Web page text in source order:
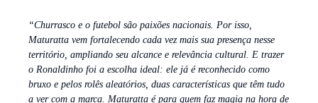
“Churrasco e o futebol são paixões nacionais. Por isso,
Maturatta vem fortalecendo cada vez mais sua presença nesse
território, ampliando seu alcance e relevância cultural. E trazer
o Ronaldinho foi a escolha ideal: ele já é reconhecido como
bruxo e pelos rolês aleatórios, duas características que têm tudo
a ver com a marca. Maturatta é para quem faz magia na hora de